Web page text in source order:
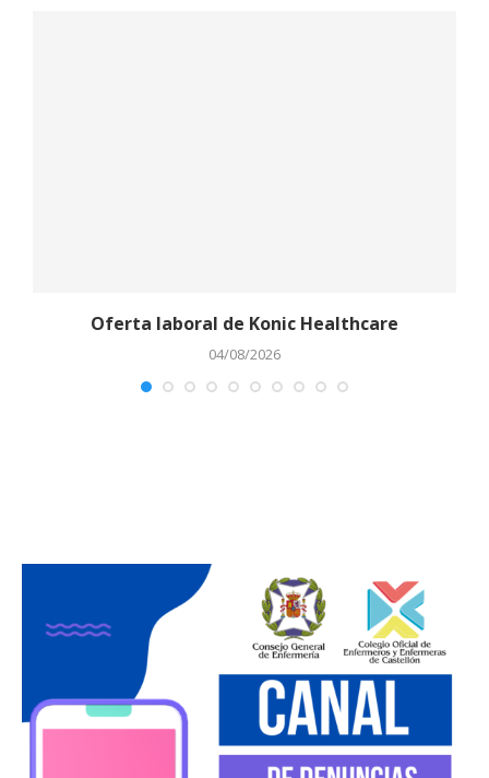
Oferta laboral de Konic Healthcare
04/08/2026